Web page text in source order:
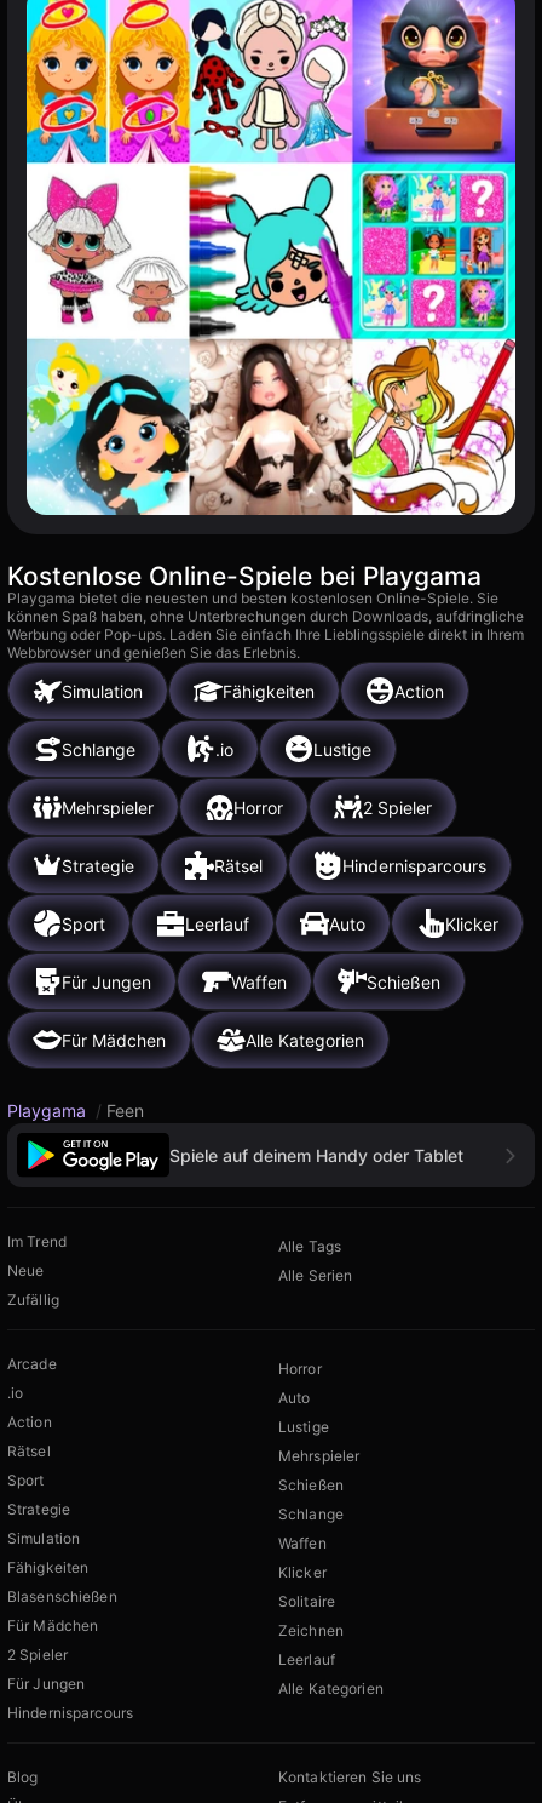
Kostenlose Online-Spiele bei Playgama
Playgama bietet die neuesten und besten kostenlosen Online-Spiele. Sie
können Spaß haben, ohne Unterbrechungen durch Downloads, aufdringliche
Werbung oder Pop-ups. Laden Sie einfach Ihre Lieblingsspiele direkt in Ihrem
Webbrowser und genießen Sie das Erlebnis.
Simulation Fähigkeiten Action
Schlange .io Lustige
Mehrspieler Horror 2 Spieler
Strategie Rätsel Hindernisparcours
Sport Leerlauf Auto Klicker
Für Jungen Waffen Schießen
Für Mädchen Alle Kategorien
Playgama / Feen
Spiele auf deinem Handy oder Tablet
Im Trend
Neue
Zufällig
Alle Tags
Alle Serien
Arcade
.io
Action
Rätsel
Sport
Strategie
Simulation
Fähigkeiten
Blasenschießen
Für Mädchen
2 Spieler
Für Jungen
Hindernisparcours
Horror
Auto
Lustige
Mehrspieler
Schießen
Schlange
Waffen
Klicker
Solitaire
Zeichnen
Leerlauf
Alle Kategorien
Blog
Kontaktieren Sie uns